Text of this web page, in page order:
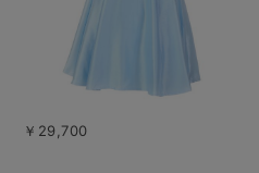
￥29,700